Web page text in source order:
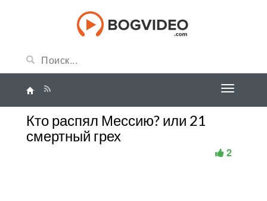
Кто распял Мессию? или 21
смертный грех
2